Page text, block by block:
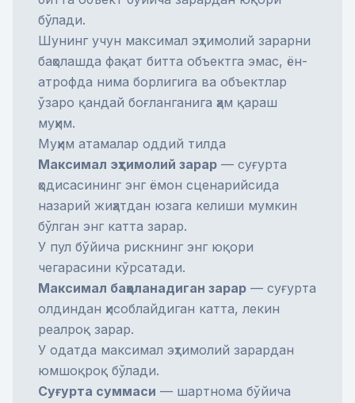
бўлади.
Шунинг учун максимал эҳтимолий зарарни
баҳолашда фақат битта объектга эмас, ён-
атрофда нима борлигига ва объектлар
ўзаро қандай боғланганига ҳам қараш
муҳим.
Муҳим атамалар оддий тилда
Максимал эҳтимолий зарар — суғурта
ҳодисасининг энг ёмон сценарийсида
назарий жиҳатдан юзага келиши мумкин
бўлган энг катта зарар.
У пул бўйича рискнинг энг юқори
чегарасини кўрсатади.
Максимал баҳоланадиган зарар — суғурта
олдиндан ҳисоблайдиган катта, лекин
реалроқ зарар.
У одатда максимал эҳтимолий зарардан
юмшоқроқ бўлади.
Суғурта суммаси — шартнома бўйича